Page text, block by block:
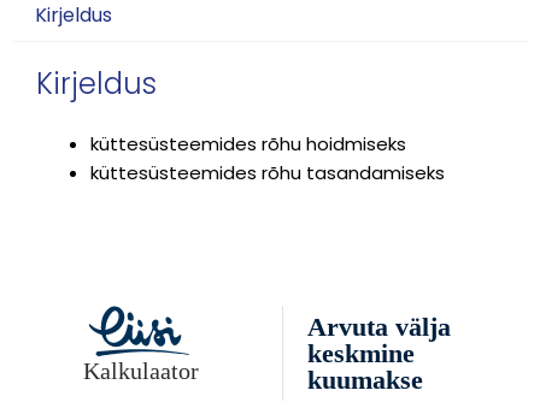
Kirjeldus
Kirjeldus
küttesüsteemides rõhu hoidmiseks
küttesüsteemides rõhu tasandamiseks